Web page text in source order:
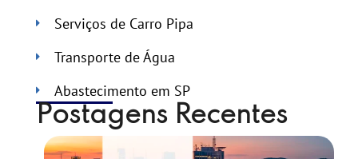
Serviços de Carro Pipa
Transporte de Água
Abastecimento em SP
Postagens Recentes